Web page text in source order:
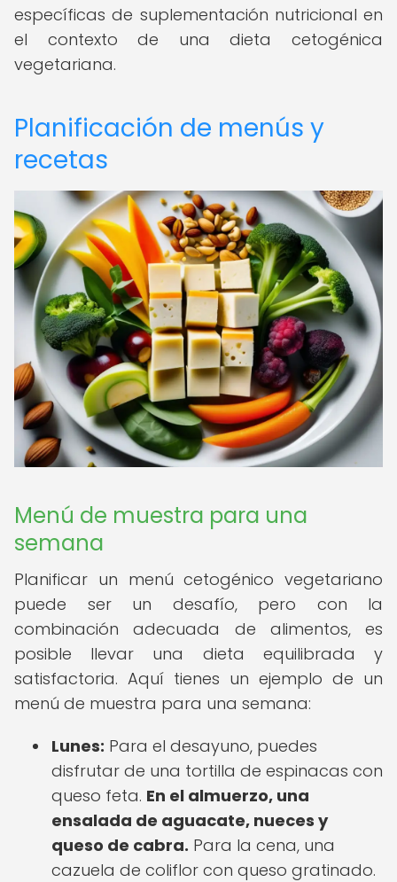
específicas de suplementación nutricional en
el contexto de una dieta cetogénica
vegetariana.
Planificación de menús y
recetas
Menú de muestra para una
semana
Planificar un menú cetogénico vegetariano
puede ser un desafío, pero con la
combinación adecuada de alimentos, es
posible llevar una dieta equilibrada y
satisfactoria. Aquí tienes un ejemplo de un
menú de muestra para una semana:
Lunes: Para el desayuno, puedes
disfrutar de una tortilla de espinacas con
queso feta. En el almuerzo, una
ensalada de aguacate, nueces y
queso de cabra. Para la cena, una
cazuela de coliflor con queso gratinado.